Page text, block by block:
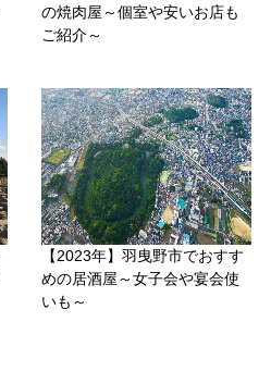
の焼肉屋～個室や安いお店も
ご紹介～
【2023年】羽曳野市でおすす
めの居酒屋～女子会や宴会使
いも～